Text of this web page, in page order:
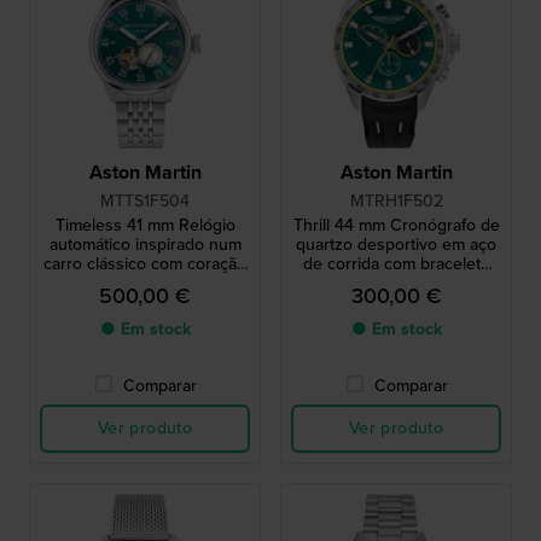
Aston Martin
MTTS1F504
Timeless 41 mm Relógio
automático inspirado num
carro clássico com coração
aberto
500,00 €
● Em stock
Comparar
Ver produto
Aston Martin
MTRH1F502
Thrill 44 mm Cronógrafo de
quartzo desportivo em aço
de corrida com bracelete
de silicone
300,00 €
● Em stock
Comparar
Ver produto